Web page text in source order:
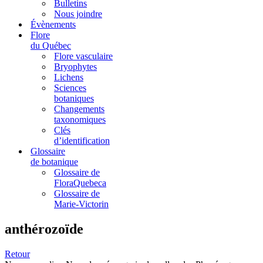
Bulletins
Nous joindre
Évènements
Flore
du Québec
Flore vasculaire
Bryophytes
Lichens
Sciences
botaniques
Changements
taxonomiques
Clés
d’identification
Glossaire
de botanique
Glossaire de
FloraQuebeca
Glossaire de
Marie-Victorin
anthérozoïde
Retour